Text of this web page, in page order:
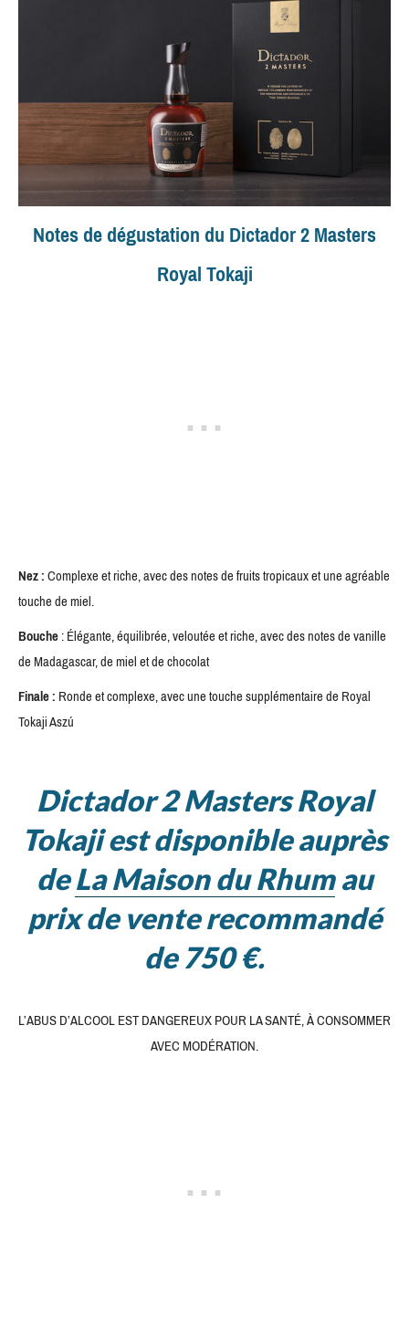
Notes de dégustation du Dictador 2 Masters
Royal Tokaji
Nez :Complexe et riche, avec des notes de fruits tropicaux et une agréable
touche de miel.
Bouche: Élégante, équilibrée, veloutée et riche, avec des notes de vanille
de Madagascar, de miel et de chocolat
Finale :Ronde et complexe, avec une touche supplémentaire de Royal
Tokaji Aszú
Dictador 2 Masters Royal
Tokaji est disponible auprès
deLa Maison du Rhumau
prix de vente recommandé
de 750 €.
L’ABUS D’ALCOOL EST DANGEREUX POUR LA SANTÉ, À CONSOMMER
AVEC MODÉRATION.